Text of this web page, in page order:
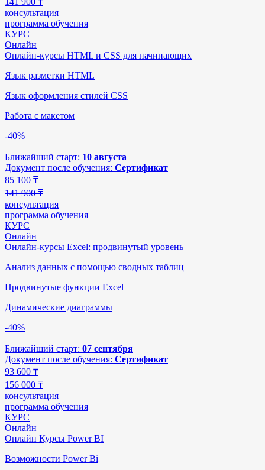
консультация
программа обучения
КУРС
Онлайн
Онлайн-курсы HTML и CSS для начинающих
Язык разметки HTML
Язык оформления стилей CSS
Работа с макетом
-40%
Ближайший старт: 10 августа
Документ после обучения: Сертификат
85 100 ₸
141 900 ₸
консультация
программа обучения
КУРС
Онлайн
Онлайн-курсы Excel: продвинутый уровень
Анализ данных с помощью сводных таблиц
Продвинутые функции Excel
Динамические диаграммы
-40%
Ближайший старт: 07 сентября
Документ после обучения: Сертификат
93 600 ₸
156 000 ₸
консультация
программа обучения
КУРС
Онлайн
Онлайн Курсы Power BI
Возможности Power Bi